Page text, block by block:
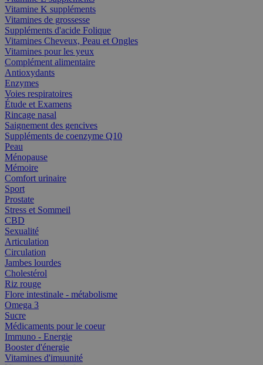
Vitamine K suppléments
Vitamines de grossesse
Suppléments d'acide Folique
Vitamines Cheveux, Peau et Ongles
Vitamines pour les yeux
Complément alimentaire
Antioxydants
Enzymes
Voies respiratoires
Étude et Examens
Rincage nasal
Saignement des gencives
Suppléments de coenzyme Q10
Peau
Ménopause
Mémoire
Comfort urinaire
Sport
Prostate
Stress et Sommeil
CBD
Sexualité
Articulation
Circulation
Jambes lourdes
Cholestérol
Riz rouge
Flore intestinale - métabolisme
Omega 3
Sucre
Médicaments pour le coeur
Immuno - Energie
Booster d'énergie
Vitamines d'imuunité